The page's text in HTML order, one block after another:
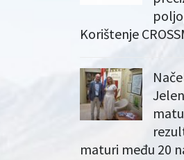
Korištenje
maturi među 20